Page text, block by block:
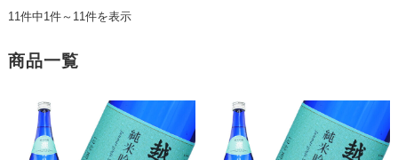
11件中1件～11件を表示
商品一覧